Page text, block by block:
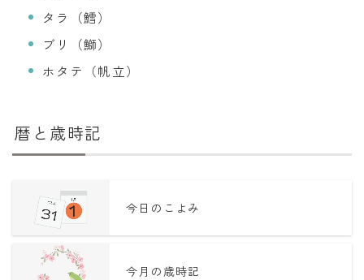
タラ（鱈）
ブリ（鰤）
ホタテ（帆立）
暦と歳時記
今日のこよみ
今月の歳時記